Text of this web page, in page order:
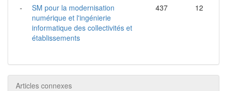
-
SM pour la modernisation
numérique et l'ingénierie
informatique des collectivités et
établissements
437 12
Articles connexes